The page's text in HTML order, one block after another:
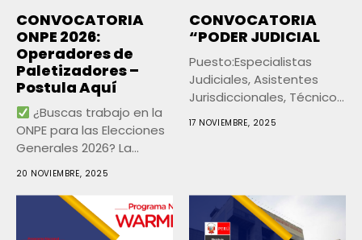
CONVOCATORIA
ONPE 2026:
Operadores de
Paletizadores –
Postula Aquí
¿Buscas trabajo en la
ONPE para las Elecciones
Generales 2026? La...
20 NOVIEMBRE, 2025
CONVOCATORIA
“PODER JUDICIAL
Puesto:Especialistas
Judiciales, Asistentes
Jurisdiccionales, Técnicos,
Auxiliares y otros cargos
operativos y
17 NOVIEMBRE, 2025